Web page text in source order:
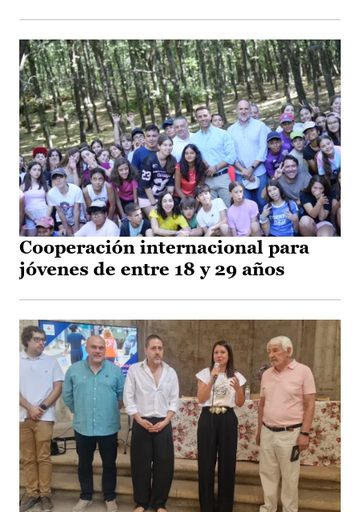
Cooperación internacional para
jóvenes de entre 18 y 29 años